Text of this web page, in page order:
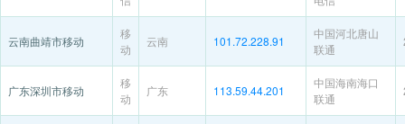
云南曲靖市移动
移
动
云南 101.72.228.91
中国河北唐山
联通
广东深圳市移动
移
动
广东 113.59.44.201
中国海南海口
联通